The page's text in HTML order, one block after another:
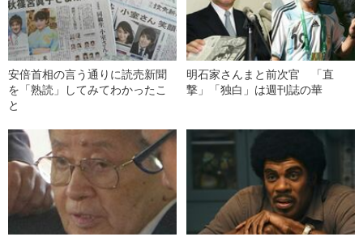
安倍首相の言う通りに読売新聞
を「熟読」してみてわかったこ
と
明石家さんまと前次官 「直
撃」「独白」は週刊誌の華